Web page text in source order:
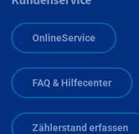
OnlineService
FAQ & Hilfecenter
Zählerstand erfassen